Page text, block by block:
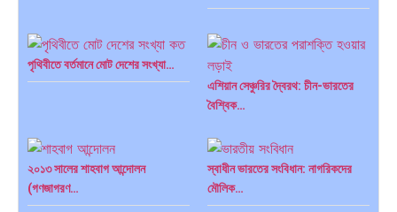
পৃথিবীতে বর্তমানে মোট দেশের সংখ্যা…
এশিয়ান সেঞ্চুরির দ্বৈরথ: চীন-ভারতের
বৈশ্বিক…
পাকিস্তান, চীন ও বাংলাদেশ: তিন… আমেরিকা সারা দুনিয়ায় গণতন্ত্রের গান…
২০১৩ সালের শাহবাগ আন্দোলন
(গণজাগরণ…
স্বাধীন ভারতের সংবিধান: নাগরিকদের
মৌলিক…